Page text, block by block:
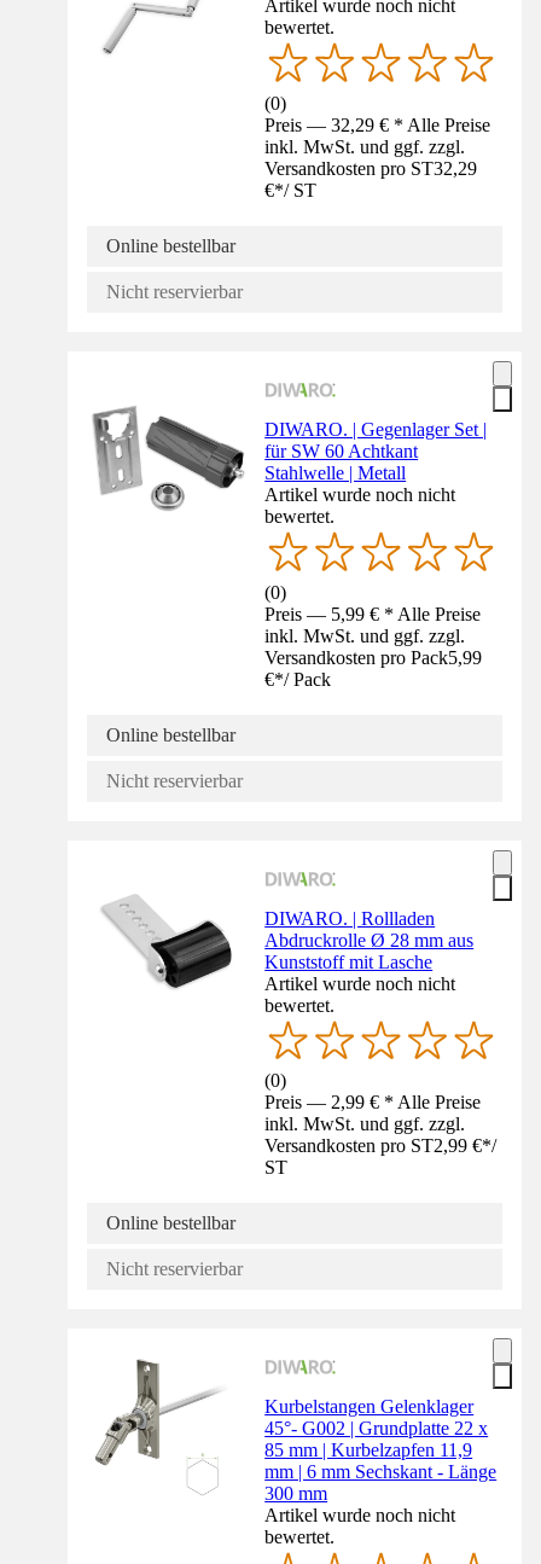
Artikel wurde noch nicht
bewertet.
(0)
Preis — 32,29 € * Alle Preise
inkl. MwSt. und ggf. zzgl.
Versandkosten pro ST32,29
€*/ ST
Online bestellbar
Nicht reservierbar
DIWARO. | Gegenlager Set |
für SW 60 Achtkant
Stahlwelle | Metall
Artikel wurde noch nicht
bewertet.
(0)
Preis — 5,99 € * Alle Preise
inkl. MwSt. und ggf. zzgl.
Versandkosten pro Pack5,99
€*/ Pack
Online bestellbar
Nicht reservierbar
DIWARO. | Rollladen
Abdruckrolle Ø 28 mm aus
Kunststoff mit Lasche
Artikel wurde noch nicht
bewertet.
(0)
Preis — 2,99 € * Alle Preise
inkl. MwSt. und ggf. zzgl.
Versandkosten pro ST2,99 €*/
ST
Online bestellbar
Nicht reservierbar
Kurbelstangen Gelenklager
45°- G002 | Grundplatte 22 x
85 mm | Kurbelzapfen 11,9
mm | 6 mm Sechskant - Länge
300 mm
Artikel wurde noch nicht
bewertet.